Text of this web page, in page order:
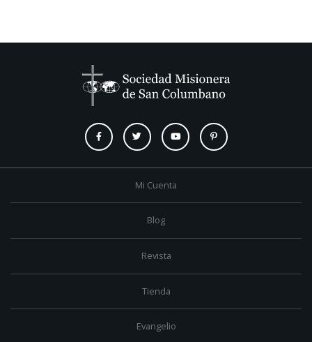
Mi Cuenta
Blog
Revista
Tienda
Evangelio